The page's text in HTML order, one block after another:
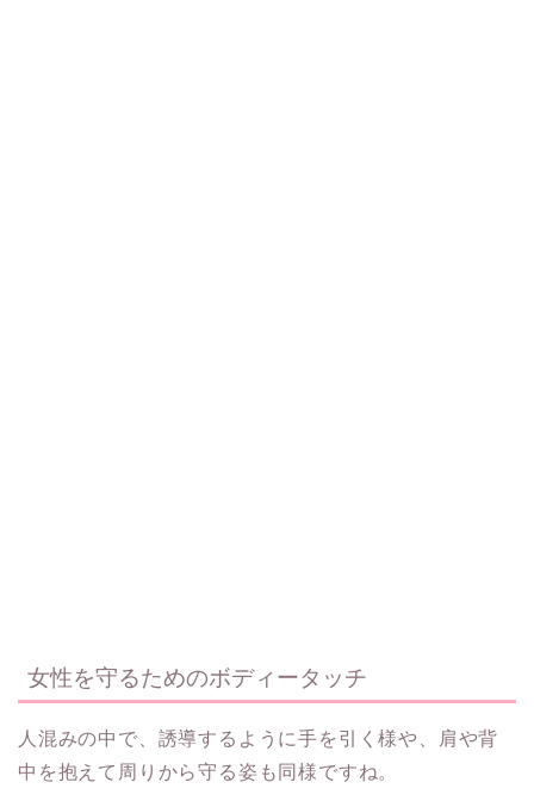
女性を守るためのボディータッチ
人混みの中で、誘導するように手を引く様や、肩や背
中を抱えて周りから守る姿も同様ですね。